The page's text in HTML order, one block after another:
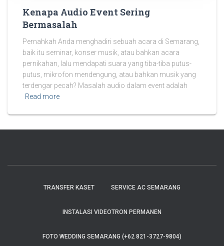
Kenapa Audio Event Sering
Bermasalah
Pernahkah Anda menghadiri sebuah acara di Semarang,
baik itu seminar, konser musik, atau bahkan acara
pernikahan, lalu mendapati suara yang tiba-tiba putus-
putus, mikrofon mendengung, atau bahkan musik yang
terdengar pecah? Masalah audio dalam event adalah
Read more
TRANSFER KASET SERVICE AC SEMARANG
INSTALASI VIDEOTRON PERMANEN
FOTO WEDDING SEMARANG (+62 821-3727-9804)